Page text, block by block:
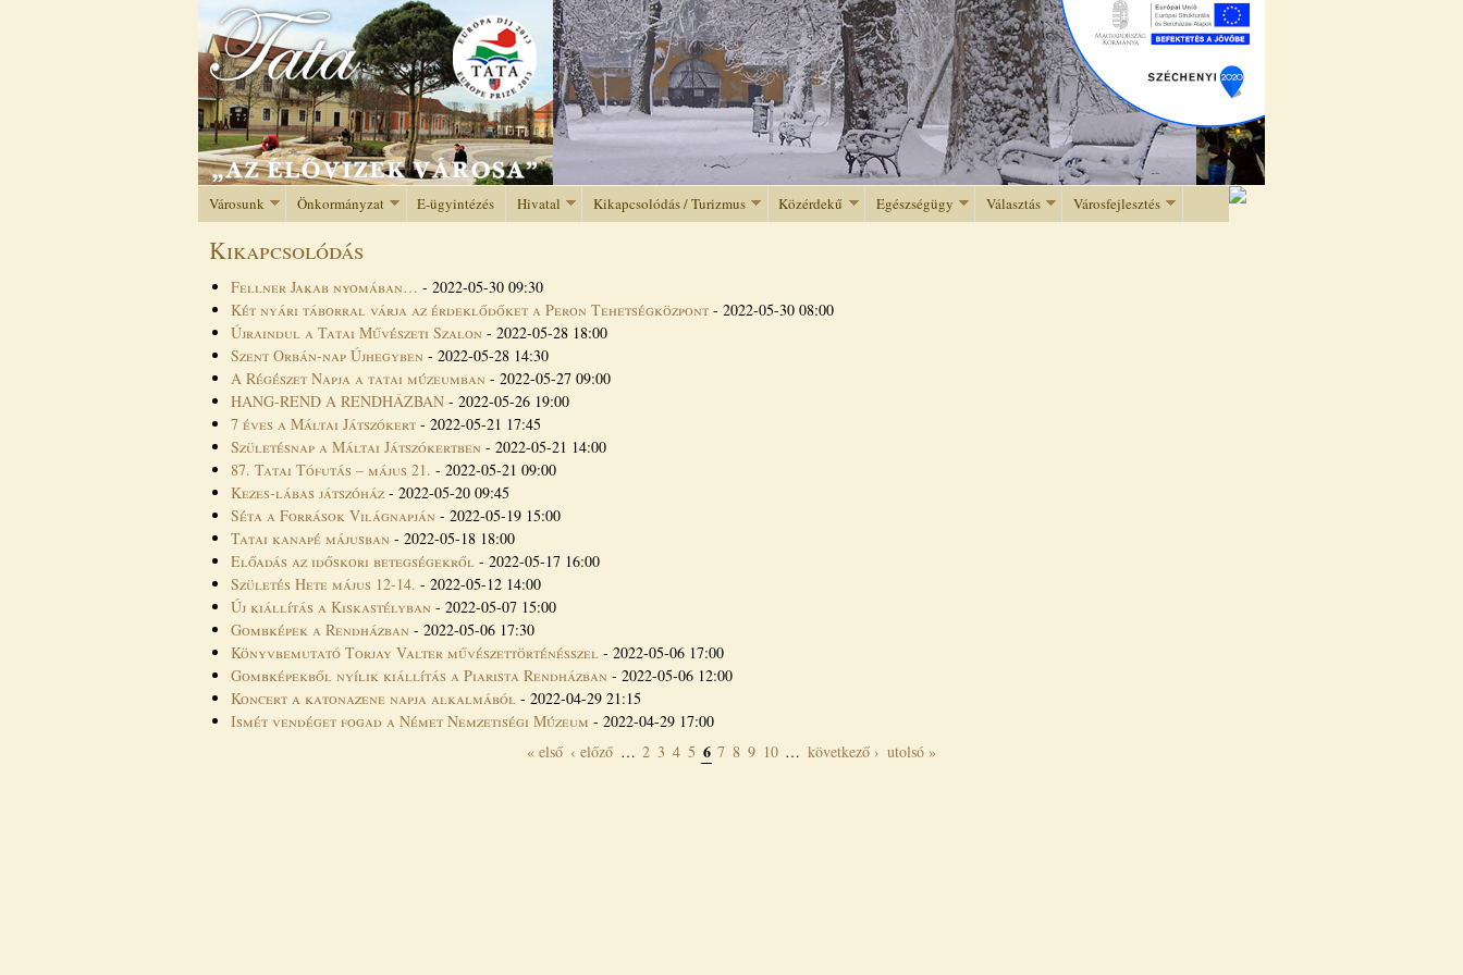
Jump to navigation
Városunk Önkormányzat E-ügyintézés Hivatal Kikapcsolódás / Turizmus Közérdekű Egészségügy Választás Városfejlesztés
Kikapcsolódás
Fellner Jakab nyomában… - 2022-05-30 09:30
Két nyári táborral várja az érdeklődőket a Peron Tehetségközpont - 2022-05-30 08:00
Újraindul a Tatai Művészeti Szalon - 2022-05-28 18:00
Szent Orbán-nap Újhegyben - 2022-05-28 14:30
A Régészet Napja a tatai múzeumban - 2022-05-27 09:00
HANG-REND A RENDHÁZBAN - 2022-05-26 19:00
7 éves a Máltai Játszókert - 2022-05-21 17:45
Születésnap a Máltai Játszókertben - 2022-05-21 14:00
87. Tatai Tófutás – május 21. - 2022-05-21 09:00
Kezes-lábas játszóház - 2022-05-20 09:45
Séta a Források Világnapján - 2022-05-19 15:00
Tatai kanapé májusban - 2022-05-18 18:00
Előadás az időskori betegségekről - 2022-05-17 16:00
Születés Hete május 12-14. - 2022-05-12 14:00
Új kiállítás a Kiskastélyban - 2022-05-07 15:00
Gombképek a Rendházban - 2022-05-06 17:30
Könyvbemutató Torjay Valter művészettörténésszel - 2022-05-06 17:00
Gombképekből nyílik kiállítás a Piarista Rendházban - 2022-05-06 12:00
Koncert a katonazene napja alkalmából - 2022-04-29 21:15
Ismét vendéget fogad a Német Nemzetiségi Múzeum - 2022-04-29 17:00
« első ‹ előző … 2 3 4 5 6 7 8 9 10 … következő › utolsó »